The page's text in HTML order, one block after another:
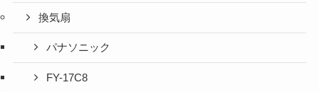
換気扇
パナソニック
FY-17C8